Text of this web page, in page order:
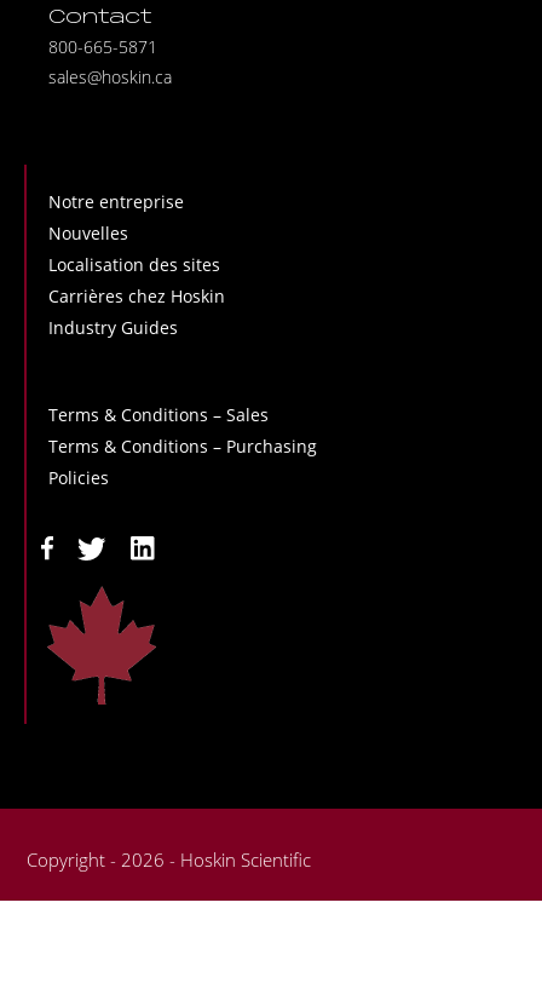
Contact
800-665-5871
sales@hoskin.ca
Notre entreprise
Nouvelles
Localisation des sites
Carrières chez Hoskin
Industry Guides
Terms & Conditions – Sales
Terms & Conditions – Purchasing
Policies
Copyright - 2026 - Hoskin Scientific